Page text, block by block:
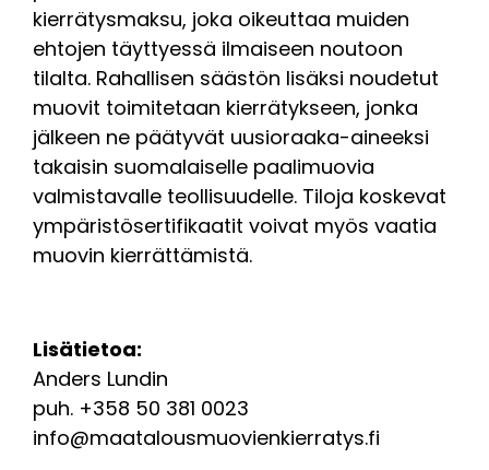
kierrätysmaksu, joka oikeuttaa muiden
ehtojen täyttyessä ilmaiseen noutoon
tilalta. Rahallisen säästön lisäksi noudetut
muovit toimitetaan kierrätykseen, jonka
jälkeen ne päätyvät uusioraaka-aineeksi
takaisin suomalaiselle paalimuovia
valmistavalle teollisuudelle. Tiloja koskevat
ympäristösertifikaatit voivat myös vaatia
muovin kierrättämistä.
Lisätietoa:
Anders Lundin
puh. +358 50 381 0023
info@maatalousmuovienkierratys.fi